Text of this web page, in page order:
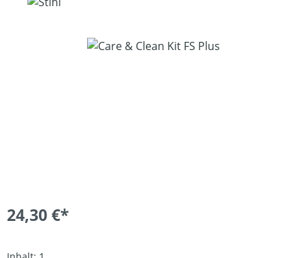
Bildergalerie überspringen
24,30 €*